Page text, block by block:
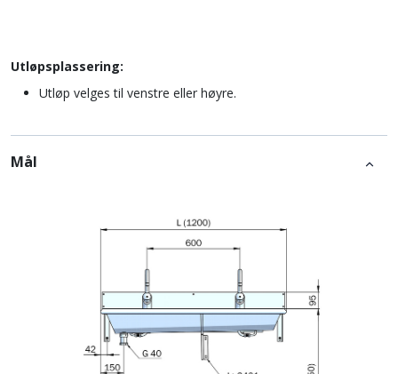
Utløpsplassering:
Utløp velges til venstre eller høyre.
Mål